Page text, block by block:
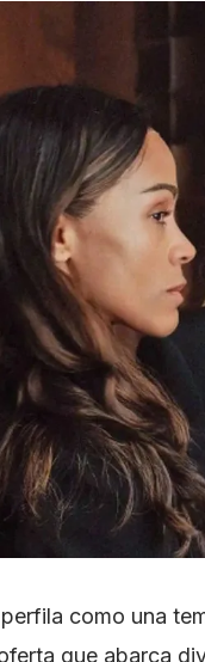
como una
que abarca